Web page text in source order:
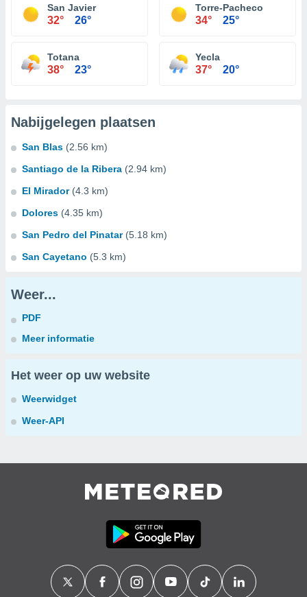
San Javier
32° 26°
Torre-Pacheco
34° 25°
Totana
38° 23°
Yecla
37° 20°
Nabijgelegen plaatsen
San Blas (2.56 km)
Santiago de la Ribera (2.94 km)
El Mirador (4.3 km)
Dolores (4.35 km)
San Pedro del Pinatar (5.18 km)
San Cayetano (5.3 km)
Weer...
PDF
Meer informatie
Het weer op uw website
Weerwidget
Weer-API